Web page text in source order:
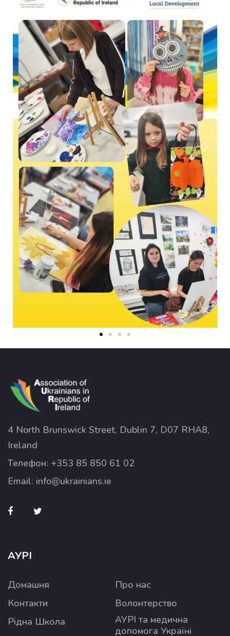
4 North Brunswick Street, Dublin 7, D07 RHA8,
Ireland
Телефон: +353 85 850 61 02
Email: info@ukrainians.ie
АУРІ
Домашня
Про нас
Контакти
Волонтерство
Рідна Школа
АУРІ та медична
допомога Україні